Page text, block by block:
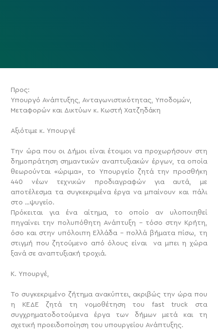
Προς:
Υπουργό Ανάπτυξης, Ανταγωνιστικότητας, Υποδομών,
Μεταφορών και Δικτύων κ. Κωστή Χατζηδάκη
Αξιότιμε κ. Υπουργέ
Την ώρα που οι Δήμοι είναι έτοιμοι να προχωρήσουν στη
δημοπράτηση σημαντικών αναπτυξιακών έργων, τα οποία
θεωρούνται «ώριμα», το Υπουργείο ζητά την προσθήκη
440 νέων τεχνικών προδιαγραφών για αυτά, με
αποτέλεσμα τα συγκεκριμένα έργα να μπαίνουν και πάλι
στο …ψυγείο.
Πρόκειται για ένα αίτημα, το οποίο αν υλοποιηθεί
πηγαίνει την πολυπόθητη Ανάπτυξη – τόσο στην Κρήτη,
όσο και στην υπόλοιπη Ελλάδα – πολλά βήματα πίσω, τη
στιγμή που ζητούμενο από όλους είναι να μπει η χώρα
ξανά σε αναπτυξιακή τροχιά.
Κ. Υπουργέ,
Το συγκεκριμένο ζήτημα ανακύπτει, ακριβώς την ώρα που
η ΚΕΔΕ ζητά τη νομοθέτηση του fast truck στα
συγχρηματοδοτούμενα έργα των δήμων μετά και τη
σχετική προειδοποίηση του υπουργείου Ανάπτυξης.